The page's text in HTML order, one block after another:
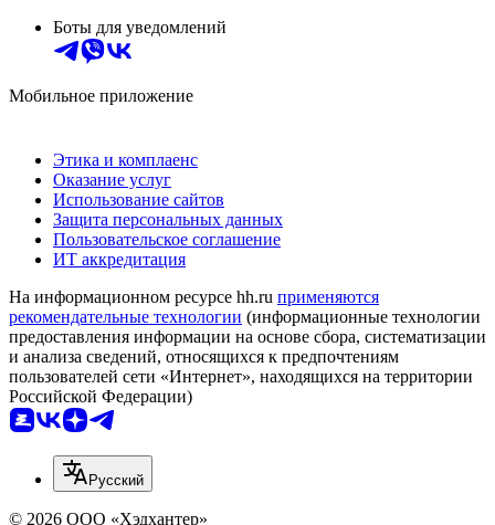
Боты для уведомлений
Мобильное приложение
Этика и комплаенс
Оказание услуг
Использование сайтов
Защита персональных данных
Пользовательское соглашение
ИТ аккредитация
На информационном ресурсе hh.ru применяются
рекомендательные технологии (информационные технологии
предоставления информации на основе сбора, систематизации
и анализа сведений, относящихся к предпочтениям
пользователей сети «Интернет», находящихся на территории
Российской Федерации)
Русский
© 2026 ООО «Хэдхантер»